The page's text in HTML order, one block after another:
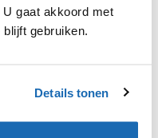
gaat akkoord met
gebruiken.
Details tonen